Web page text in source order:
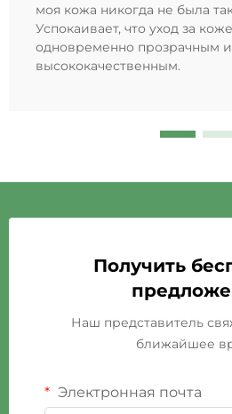
моя кожа никогда не была
Успокаивает, что уход за
одновременно прозрачным и
высококачественным.
Получить
Наш представитель
ближайшее
Электронная почта